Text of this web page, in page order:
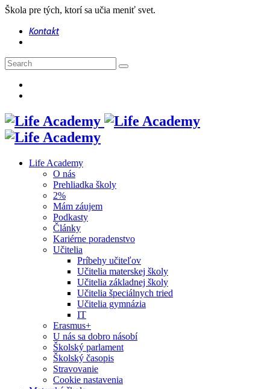
Škola pre tých, ktorí sa učia meniť svet.
Kontakt
Life Academy
O nás
Prehliadka školy
2%
Mám záujem
Podkasty
Články
Kariérne poradenstvo
Učitelia
Príbehy učiteľov
Učitelia materskej školy
Učitelia základnej školy
Učitelia špeciálnych tried
Učitelia gymnázia
IT
Erasmus+
U nás sa dobro násobí
Školský parlament
Školský časopis
Stravovanie
Cookie nastavenia